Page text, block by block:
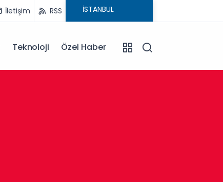
İletişim RSS
Teknoloji Özel Haber